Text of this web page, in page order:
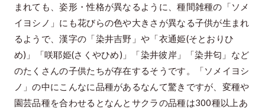
まれても、姿形・性格が異なるように、種間雑種の「ソメ
イヨシノ」にも花びらの色や大きさが異なる子供が生まれ
るようで、漢字の「染井吉野」や「衣通姫(そとおりひ
め)」「咲耶姫(さくやひめ)」「染井彼岸」「染井匂」など
のたくさんの子供たちが存在するそうです。「ソメイヨシ
ノ」の中にこんなに品種があるなんて驚きですが、変種や
園芸品種を合わせるとなんとサクラの品種は300種以上あ